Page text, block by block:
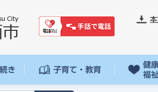
き 子育て・教育
健
福祉